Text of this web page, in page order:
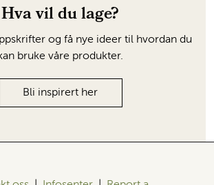
Hva vil du lage?
og få nye ideer til hvordan du
bruke våre produkter.
Bli inspirert her